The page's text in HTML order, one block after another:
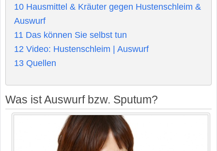
10 Hausmittel & Kräuter gegen Hustenschleim &
Auswurf
11 Das können Sie selbst tun
12 Video: Hustenschleim | Auswurf
13 Quellen
Was ist Auswurf bzw. Sputum?